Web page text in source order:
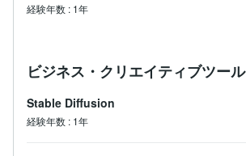
経験年数 : 1年
ビジネス・クリエイティブツール
Stable Diffusion
経験年数 : 1年